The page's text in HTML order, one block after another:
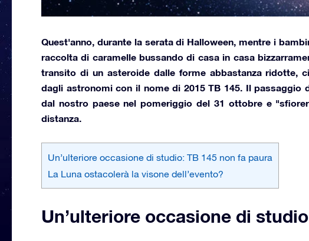
Quest'anno, durante la serata di Halloween, mentre i
raccolta di caramelle bussando di casa in casa
transito di un asteroide dalle forme abbastanza ridotte,
dagli astronomi con il nome di 2015 TB 145. Il passaggio
dal nostro paese nel pomeriggio del 31 ottobree
distanza.
Un’ulteriore occasione di studio: TB 145 non fa paura
La Luna ostacolerà la visone dell’evento?
Un’ulteriore occasione di